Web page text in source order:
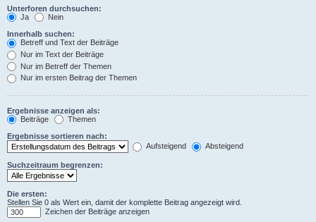
Unterforen durchsuchen:
Ja
Nein
Innerhalb suchen:
Betreff und Text der Beiträge
Nur im Text der Beiträge
Nur im Betreff der Themen
Nur im ersten Beitrag der Themen
Ergebnisse anzeigen als:
Beiträge
Themen
Ergebnisse sortieren nach:
Aufsteigend
Absteigend
Suchzeitraum begrenzen:
Die ersten:
Stellen Sie 0 als Wert ein, damit der komplette Beitrag angezeigt wird.
Zeichen der Beiträge anzeigen